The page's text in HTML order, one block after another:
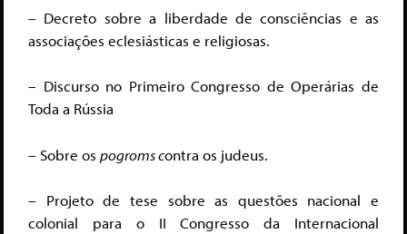
– Decreto sobre a liberdade de consciências e as
associações eclesiásticas e religiosas.
– Discurso no Primeiro Congresso de Operárias de
Toda a Rússia
– Sobre os pogroms contra os judeus.
– Projeto de tese sobre as questões nacional e
colonial para o II Congresso da Internacional